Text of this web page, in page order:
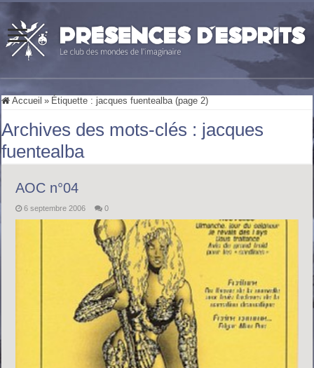
Accueil » Étiquette : jacques fuentealba (page 2)
Archives des mots-clés : jacques
fuentealba
AOC n°04
6 septembre 2006 0